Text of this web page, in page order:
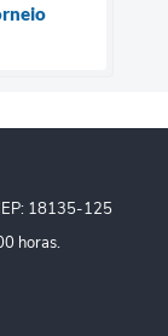
18135-125
horas.